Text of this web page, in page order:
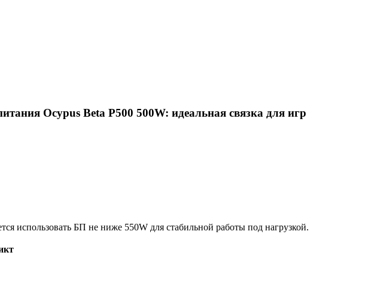
Ocypus Beta P500 500W: идеальная связка для игр
использовать БП не ниже 550W для стабильной работы под нагрузкой.